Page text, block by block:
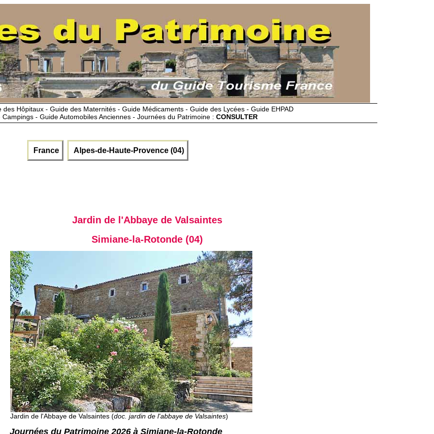
Hôpitaux - Guide des Maternités - Guide Médicaments - Guide des Lycées - Guide EHPAD
- Guide Automobiles Anciennes - Journées du Patrimoine : CONSULTER
France Alpes-de-Haute-Provence (04)
Jardin de l'Abbaye de Valsaintes
Simiane-la-Rotonde (04)
Jardin de l'Abbaye de Valsaintes (doc. jardin de l'abbaye de Valsaintes)
Journées du Patrimoine 2026 à Simiane-la-Rotonde